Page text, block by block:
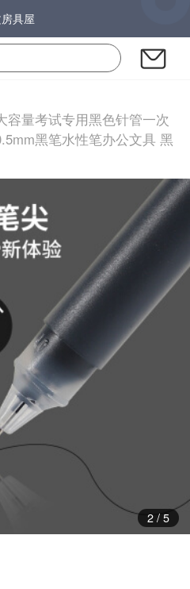
具屋
容量考试专用黑色针管一次
黑笔水性笔办公文具 黑
3/ 5